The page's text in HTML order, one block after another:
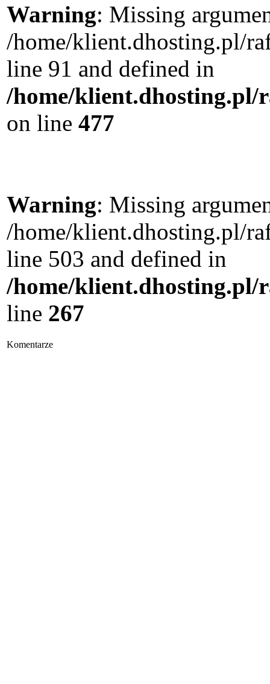
Warning: Missing
/home/klient.dhosting.pl/
line 91 and defined in
/home/klient.dhosting.pl/
on line 477
Warning: Missing
/home/klient.dhosting.pl/
line 503 and defined in
/home/klient.dhosting.pl/
line 267
Komentarze